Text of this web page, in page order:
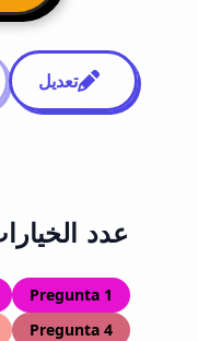
تعديل
عدد
Pregunta 1
Pregunta 4